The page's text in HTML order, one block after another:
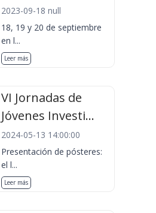
2023-09-18 null
18, 19 y 20 de septiembre
en l...
Leer más
VI Jornadas de
Jóvenes Investi...
2024-05-13 14:00:00
Presentación de pósteres:
el l...
Leer más